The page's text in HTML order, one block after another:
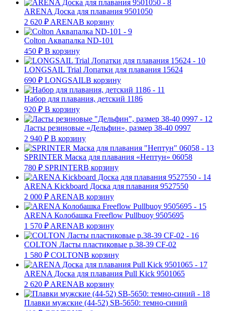
ARENA Доска для плавания 9501050
2 620 ₽ ARENAВ корзину
Colton Аквапалка ND-101
450 ₽ В корзину
LONGSAIL Trial Лопатки для плавания 15624
690 ₽ LONGSAILВ корзину
Набор для плавания, детский 1186
920 ₽ В корзину
Ласты резиновые «Дельфин», размер 38-40 0997
2 940 ₽ В корзину
SPRINTER Маска для плавания «Нептун» 06058
780 ₽ SPRINTERВ корзину
ARENA Kickboard Доска для плавания 9527550
2 000 ₽ ARENAВ корзину
ARENA Колобашка Freeflow Pullbuoy 9505695
1 570 ₽ ARENAВ корзину
COLTON Ласты пластиковые р.38-39 CF-02
1 580 ₽ COLTONВ корзину
ARENA Доска для плавания Pull Kick 9501065
2 620 ₽ ARENAВ корзину
Плавки мужские (44-52) SB-5650: темно-синий